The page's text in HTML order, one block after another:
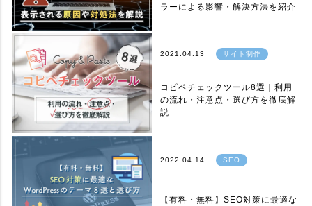
ラーによる影響・解決方法を紹介
2021.04.13 サイト制作
コピペチェックツール8選｜利用
の流れ・注意点・選び方を徹底解
説
2022.04.14 SEO
【有料・無料】SEO対策に最適な